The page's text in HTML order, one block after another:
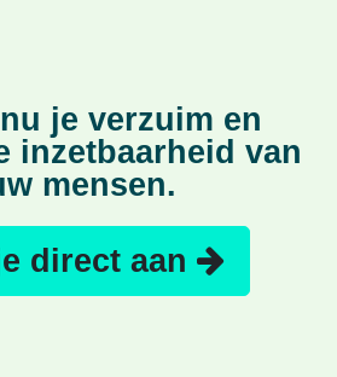
je verzuim en
inzetbaarheid van
mensen.
direct aan